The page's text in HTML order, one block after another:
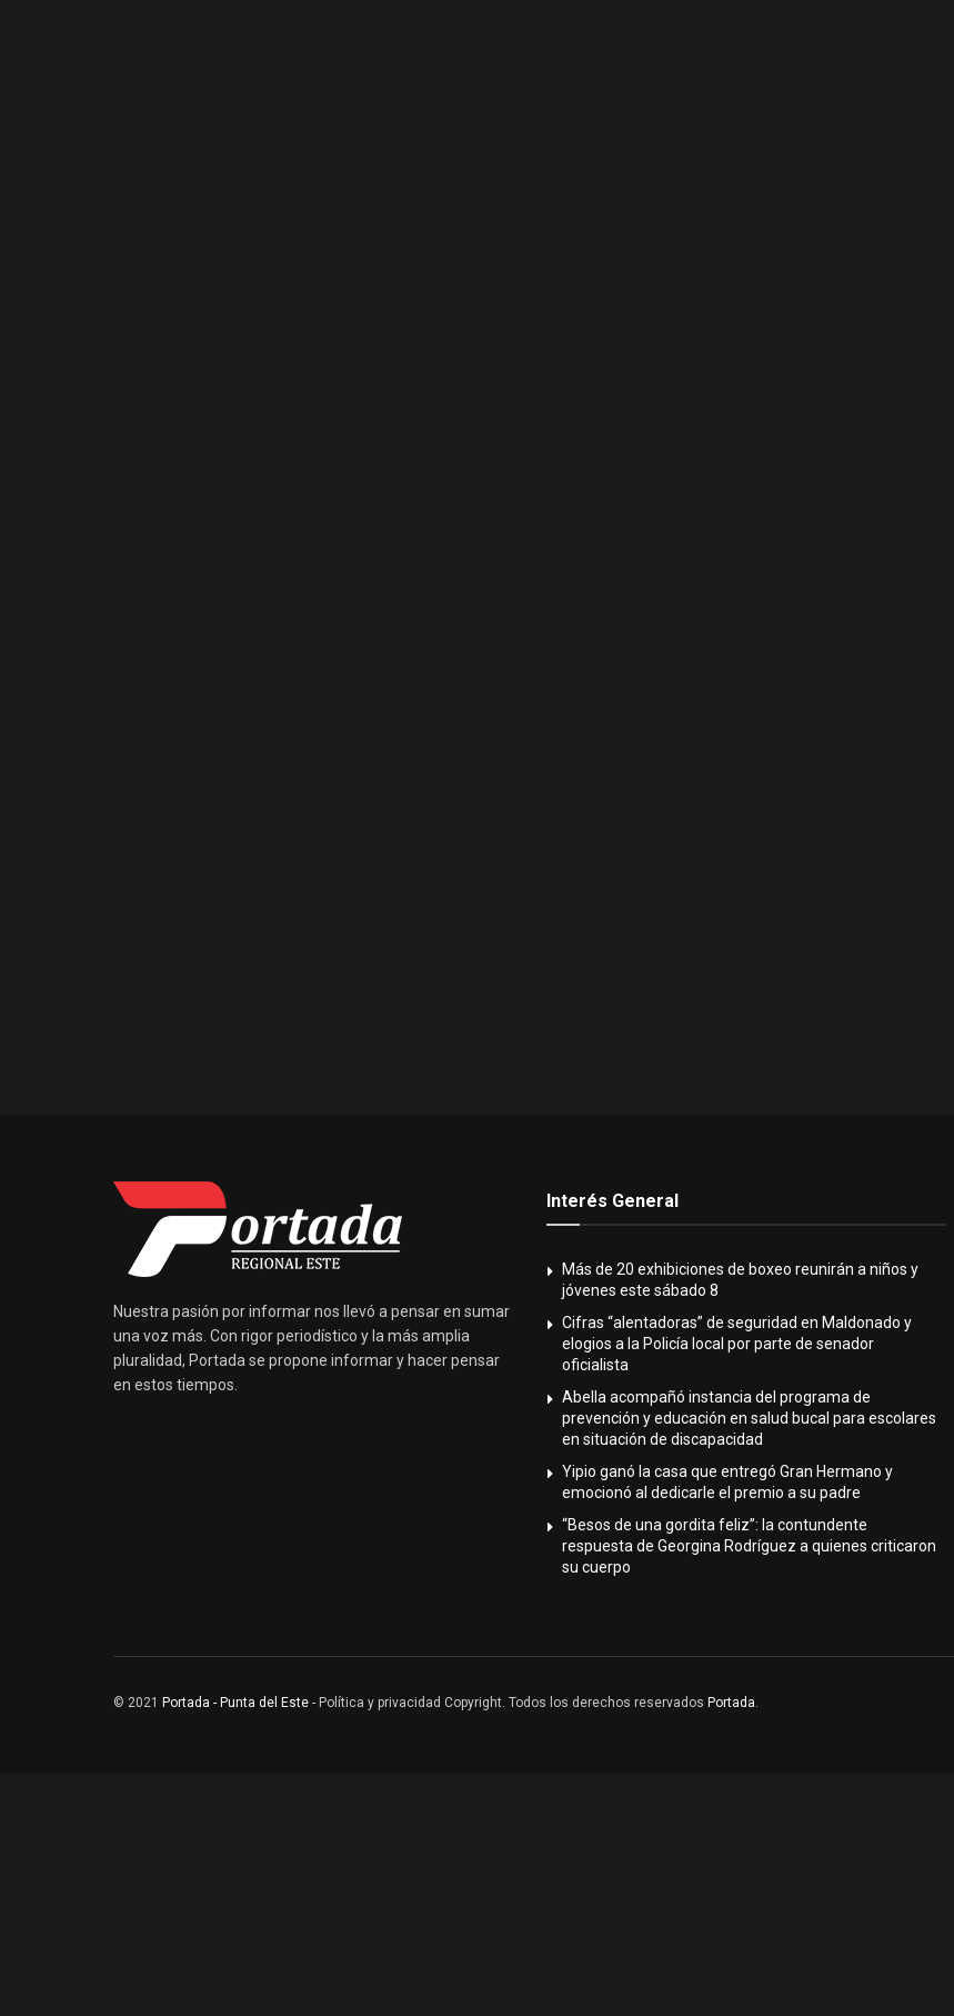
Nuestra pasión por informar nos llevó a pensar en sumar
una voz más. Con rigor periodístico y la más amplia
pluralidad, Portada se propone informar y hacer pensar
en estos tiempos.
Interés General
Más de 20 exhibiciones de boxeo reunirán a niños y
jóvenes este sábado 8
Cifras “alentadoras” de seguridad en Maldonado y
elogios a la Policía local por parte de senador
oficialista
Abella acompañó instancia del programa de
prevención y educación en salud bucal para escolares
en situación de discapacidad
Yipio ganó la casa que entregó Gran Hermano y
emocionó al dedicarle el premio a su padre
“Besos de una gordita feliz”: la contundente
respuesta de Georgina Rodríguez a quienes criticaron
su cuerpo
© 2021 Portada - Punta del Este - Política y privacidad Copyright. Todos los derechos reservados Portada.